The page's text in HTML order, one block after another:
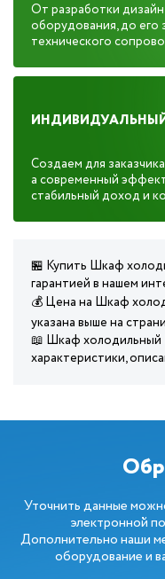
От разработки
оборудования, до его
технического
Создаем для
а современный
стабильный доход и
🏪 Купить Шкаф
гарантией в нашем
💰 Цена на Шкаф
указана выше на
📖 Шкаф холодильный
характеристики,
Уточнить данные
электронной
Дополнительно наши
оборудование и